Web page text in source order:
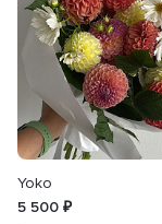
Yoko
5 500 ₽